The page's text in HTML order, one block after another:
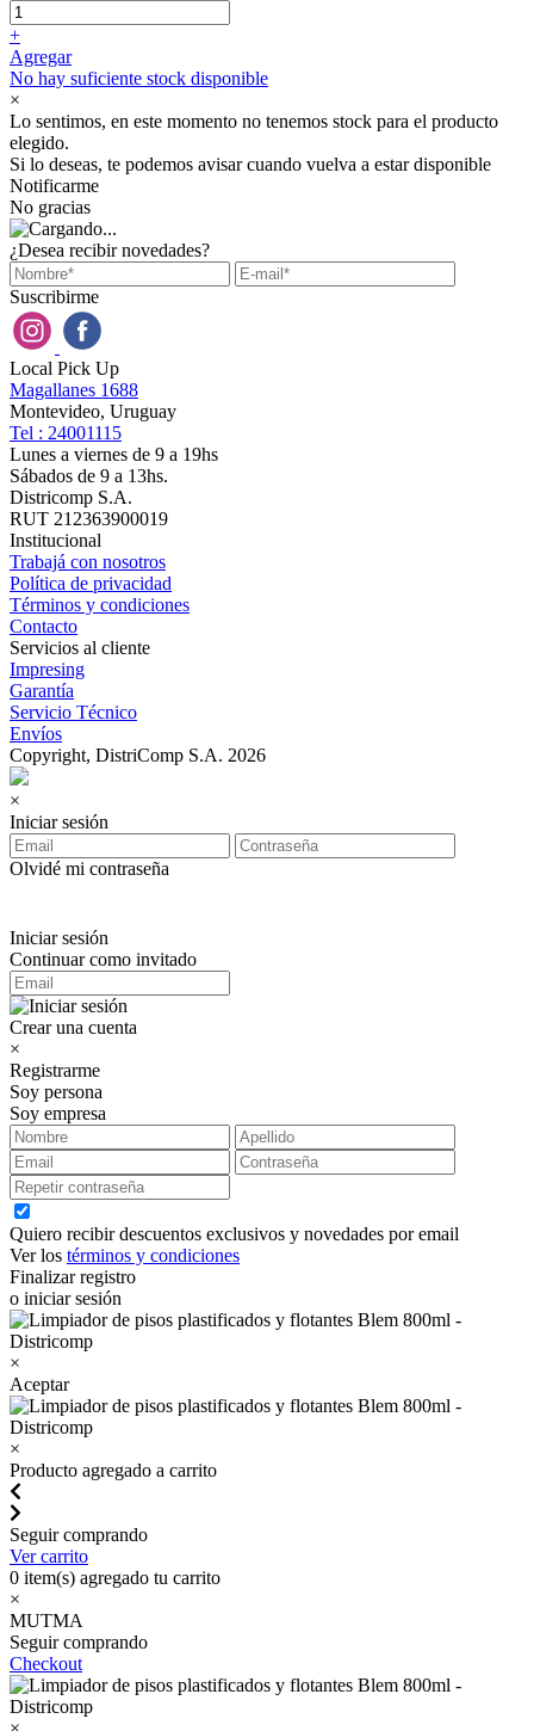
+
Agregar
No hay suficiente stock disponible
×
Lo sentimos, en este momento no tenemos stock para el producto
elegido.
Si lo deseas, te podemos avisar cuando vuelva a estar disponible
Notificarme
No gracias
¿Desea recibir novedades?
Suscribirme
Local Pick Up
Magallanes 1688
Montevideo, Uruguay
Tel : 24001115
Lunes a viernes de 9 a 19hs
Sábados de 9 a 13hs.
Districomp S.A.
RUT 212363900019
Institucional
Trabajá con nosotros
Política de privacidad
Términos y condiciones
Contacto
Servicios al cliente
Impresing
Garantía
Servicio Técnico
Envíos
Copyright, DistriComp S.A. 2026
×
Iniciar sesión
Olvidé mi contraseña
Iniciar sesión
Continuar como invitado
Crear una cuenta
×
Registrarme
Soy persona
Soy empresa
Quiero recibir descuentos exclusivos y novedades por email
Ver los términos y condiciones
Finalizar registro
o iniciar sesión
×
Aceptar
×
Producto agregado a carrito
Seguir comprando
Ver carrito
0 item(s) agregado tu carrito
×
MUTMA
Seguir comprando
Checkout